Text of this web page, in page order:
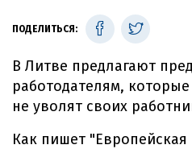
ПОДЕЛИТЬСЯ:
В Литве предлагают
работодателям,
не уволят своих
Как пишет